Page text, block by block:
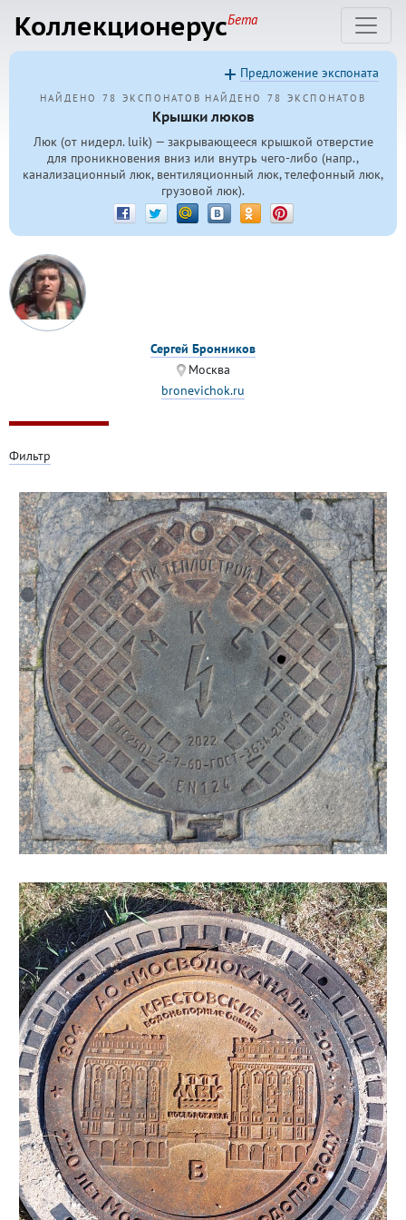
КоллекционерусБета
НАЙДЕНО 78 ЭКСПОНАТОВ НАЙДЕНО 78 ЭКСПОНАТОВ
Крышки люков
Люк (от нидерл. luik) — закрывающееся крышкой отверстие
для проникновения вниз или внутрь чего-либо (напр.,
канализационный люк, вентиляционный люк, телефонный люк,
грузовой люк).
Предложение экспоната
Сергей Бронников
Москва
bronevichok.ru
Фильтр